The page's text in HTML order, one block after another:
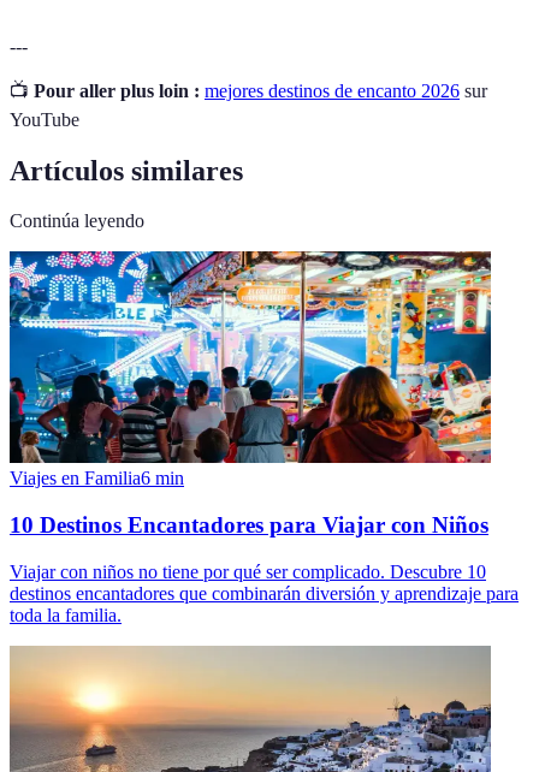
---
📺 Pour aller plus loin : mejores destinos de encanto 2026 sur
YouTube
Artículos similares
Continúa leyendo
Viajes en Familia6 min
10 Destinos Encantadores para Viajar con Niños
Viajar con niños no tiene por qué ser complicado. Descubre 10
destinos encantadores que combinarán diversión y aprendizaje para
toda la familia.